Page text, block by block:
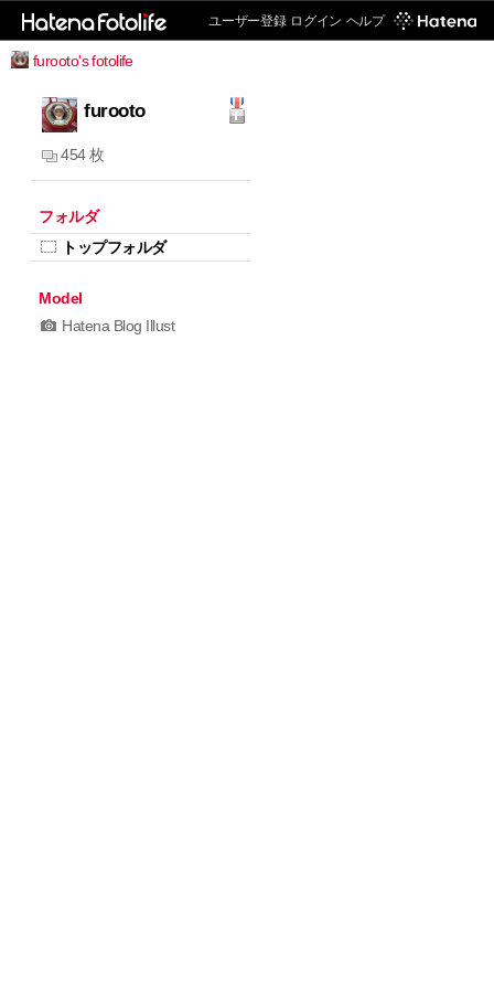
ユーザー登録 ログイン ヘルプ
furooto's fotolife
furooto
454 枚
フォルダ
トップフォルダ
Model
Hatena Blog Illust